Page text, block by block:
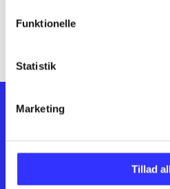
Funktionelle
Statistik
Marketing
Tillad
lorem ipsum dolor sit amet ...